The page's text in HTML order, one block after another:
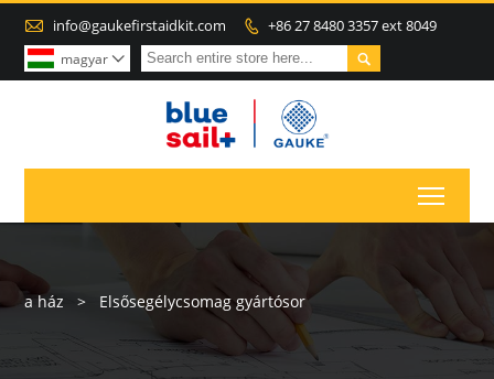
 info@gaukefirstaidkit.com  +86 27 8480 3357 ext 8049

magyar 
a ház > Elsősegélycsomag gyártósor